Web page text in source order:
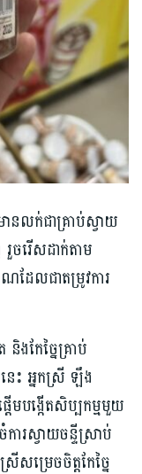
នលក់ជាគ្រាប់ស្វាយ
រើសដាក់តាម
ដែលជាតម្រូវការ
ងកែច្នៃគ្រាប់
ះ អ្នកស្រី ឡឹង
មបង្កើតសិប្បកម្មមួយ
ារស្វាយចន្ទីស្រាប់
ម្រេចចិត្តកែច្នៃ